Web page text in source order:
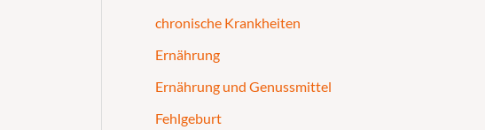
chronische Krankheiten
Ernährung
Ernährung und Genussmittel
Fehlgeburt